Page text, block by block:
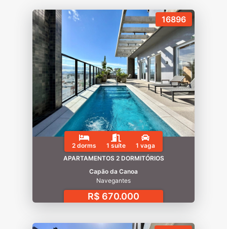
16896
2 dorms 1 suíte
1 vaga
APARTAMENTOS 2 DORMITÓRIOS
Capão da Canoa
Navegantes
R$ 670.000